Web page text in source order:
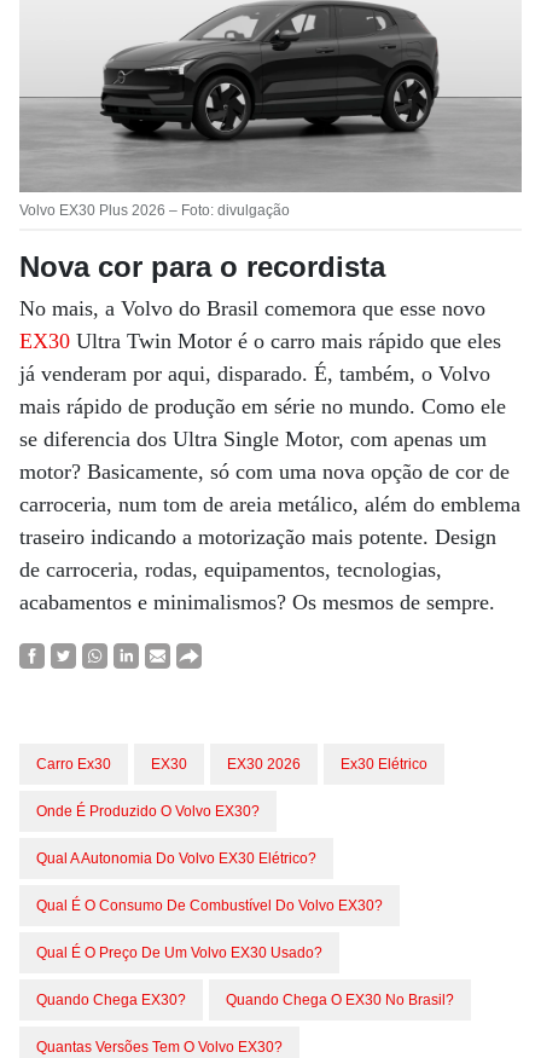
Volvo EX30 Plus 2026 – Foto: divulgação
Nova cor para o recordista
No mais, a Volvo do Brasil comemora que esse novo
EX30 Ultra Twin Motor é o carro mais rápido que eles
já venderam por aqui, disparado. É, também, o Volvo
mais rápido de produção em série no mundo. Como ele
se diferencia dos Ultra Single Motor, com apenas um
motor? Basicamente, só com uma nova opção de cor de
carroceria, num tom de areia metálico, além do emblema
traseiro indicando a motorização mais potente. Design
de carroceria, rodas, equipamentos, tecnologias,
acabamentos e minimalismos? Os mesmos de sempre.
Carro Ex30 EX30 EX30 2026 Ex30 Elétrico
Onde É Produzido O Volvo EX30?
Qual A Autonomia Do Volvo EX30 Elétrico?
Qual É O Consumo De Combustível Do Volvo EX30?
Qual É O Preço De Um Volvo EX30 Usado?
Quando Chega EX30? Quando Chega O EX30 No Brasil?
Quantas Versões Tem O Volvo EX30?